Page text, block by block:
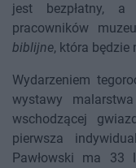
jest bezpłatny, a
pracowników
biblijne, która będzie
Wydarzeniem
wystawy
wschodzącej
pierwsza
Pawłowski ma 33